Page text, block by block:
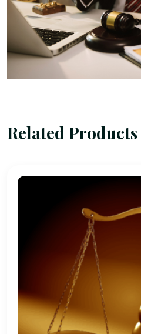
Related Products